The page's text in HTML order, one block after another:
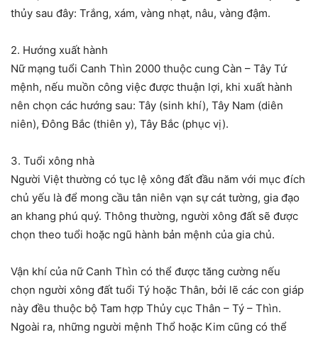
thủy sau đây: Trắng, xám, vàng nhạt, nâu, vàng đậm.
2. Hướng xuất hành
Nữ mạng tuổi Canh Thìn 2000 thuộc cung Càn – Tây Tứ
mệnh, nếu muồn công việc được thuận lợi, khi xuất hành
nên chọn các hướng sau: Tây (sinh khí), Tây Nam (diên
niên), Đông Bắc (thiên y), Tây Bắc (phục vị).
3. Tuổi xông nhà
Người Việt thường có tục lệ xông đất đầu năm với mục đích
chủ yếu là để mong cầu tân niên vạn sự cát tường, gia đạo
an khang phú quý. Thông thường, người xông đất sẽ được
chọn theo tuổi hoặc ngũ hành bản mệnh của gia chủ.
Vận khí của nữ Canh Thìn có thể được tăng cường nếu
chọn người xông đất tuổi Tý hoặc Thân, bởi lẽ các con giáp
này đều thuộc bộ Tam hợp Thủy cục Thân – Tý – Thìn.
Ngoài ra, những người mệnh Thổ hoặc Kim cũng có thể